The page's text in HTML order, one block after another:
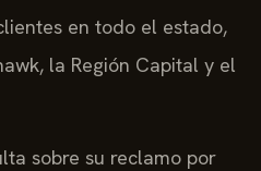
en todo el estado,
la Región Capital y el
sobre su reclamo por